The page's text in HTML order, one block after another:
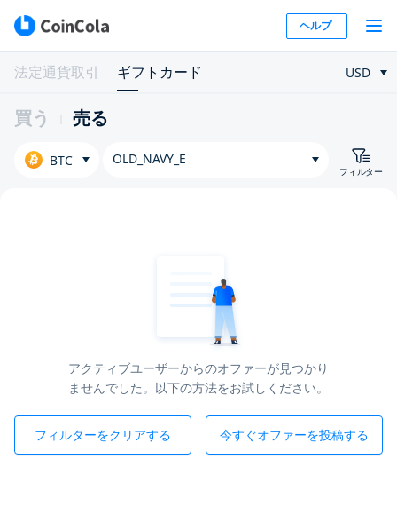
ヘルプ
法定通貨取引 ギフトカード USD
買う 売る
BTC OLD_NAVY_E
フィルター
アクティブユーザーからのオファーが見つかり
ませんでした。以下の方法をお試しください。
フィルターをクリアする 今すぐオファーを投稿する